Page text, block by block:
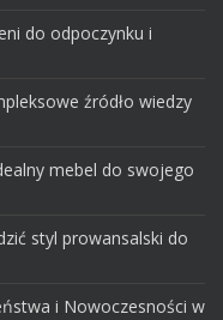
do odpoczynku i
źródło wiedzy
mebel do swojego
styl prowansalski do
i Nowoczesności w